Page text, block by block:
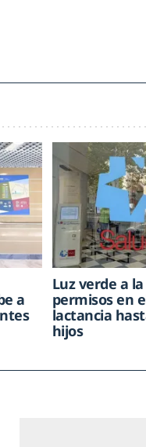
a
Luz verde a
permisos en
lactancia
hijos